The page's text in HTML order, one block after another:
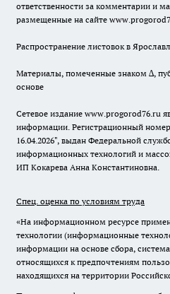
ответственности за комментарии и
размещенные на сайте
Распространение листовок в
Материалы, помеченные знаком ∆,
основе
Сетевое издание www.progorod76.ru
информации. Регистрационный
16.04.2026", выдан Федеральной
информационных технологий и
ИП Кокарева Анна Константиновна.
Спец. оценка по условиям труда
«На информационном ресурсе
технологии (информационные
информации на основе сбора,
относящихся к предпочтениям
находящихся на территории